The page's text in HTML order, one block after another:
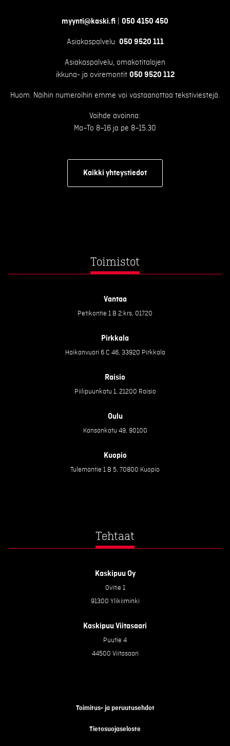
myynti@kaski.fi 050 4150 450
Asiakaspalvelu 050 9520 111
Asiakaspalvelu, omakotitalojen
ikkuna- ja oviremontit 050 9520 112
Huom. Näihin numeroihin emme voi vastaanottaa tekstiviestejä.
Vaihde avoinna:
Ma–To 8–16 ja pe 8–15.30
Kaikki yhteystiedot
Toimistot
Vantaa
Petikontie 1 B 2:krs, 01720
Pirkkala
Haikanvuori 6 C 46, 33920 Pirkkala
Raisio
Piilipuunkatu 1, 21200 Raisio
Oulu
Kansankatu 49, 90100
Kuopio
Tulemantie 1 B 5, 70800 Kuopio
Tehtaat
Kaskipuu Oy
Ovitie 1
91300 Ylikiiminki
Kaskipuu Viitasaari
Puutie 4
44500 Viitasaari
Tietosuojaseloste
Toimitus- ja peruutusehdot